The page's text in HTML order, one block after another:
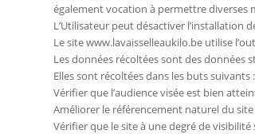
également vocation à permettre diverses
L’Utilisateur peut désactiver l’installation
Le site www.lavaisselleaukilo.be utilise
Les données récoltées sont des
Elles sont récoltées dans les buts suivants :
Vérifier que l’audience visée est bien
Améliorer le référencement naturel du site
Vérifier que le site à une degré de visibilité